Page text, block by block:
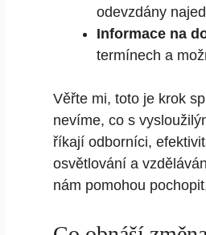
odevzdány
Informace na
termínech a
Věřte mi, toto je krok
nevíme, co s
říkají odborníci,
osvětlování a
nám pomohou